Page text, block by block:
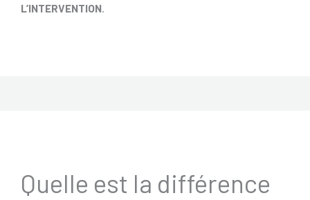
L’INTERVENTION
Quelle est la différence